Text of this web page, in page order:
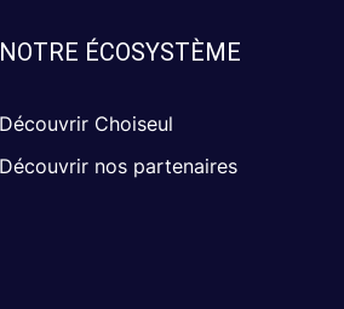
NOTRE ÉCOSYSTÈME
Découvrir Choiseul
Découvrir nos partenaires